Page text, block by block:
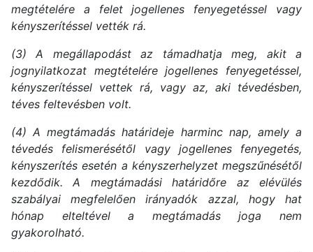
megtételére a felet jogellenes fenyegetéssel vagy
kényszerítéssel vették rá.
(3) A megállapodást az támadhatja meg, akit a
jognyilatkozat megtételére jogellenes fenyegetéssel,
kényszerítéssel vettek rá, vagy az, aki tévedésben,
téves feltevésben volt.
(4) A megtámadás határideje harminc nap, amely a
tévedés felismerésétől vagy jogellenes fenyegetés,
kényszerítés esetén a kényszerhelyzet megszűnésétől
kezdődik. A megtámadási határidőre az elévülés
szabályai megfelelően irányadók azzal, hogy hat
hónap elteltével a megtámadás joga nem
gyakorolható.